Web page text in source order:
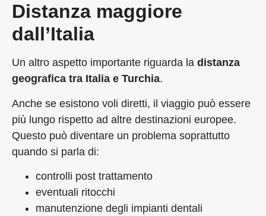
Distanza maggiore
dall’Italia
Un altro aspetto importante riguarda la distanza
geografica tra Italia e Turchia.
Anche se esistono voli diretti, il viaggio può essere
più lungo rispetto ad altre destinazioni europee.
Questo può diventare un problema soprattutto
quando si parla di:
controlli post trattamento
eventuali ritocchi
manutenzione degli impianti dentali